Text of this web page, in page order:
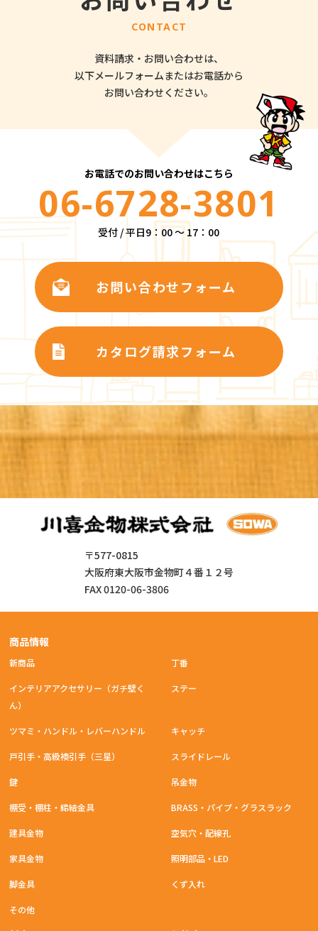
CONTACT
資料請求・お問い合わせは、
以下メールフォームまたはお電話から
お問い合わせください。
お電話でのお問い合わせはこちら
06-6728-3801
受付 / 平日9：00 ～ 17：00
お問い合わせフォーム
カタログ請求フォーム
〒577-0815
大阪府東大阪市金物町４番１２号
FAX 0120-06-3806
商品情報
新商品
インテリアアクセサリー（ガチ壁く
ん）
ツマミ・ハンドル・レバーハンドル
戸引手・高級襖引手（三星）
鍵
丁番
ステー
キャッチ
スライドレール
吊金物
棚受・棚柱・締結金具
建具金物
家具金物
脚金具
BRASS・パイプ・グラスラック
空気穴・配線孔
照明部品・LED
くず入れ
その他